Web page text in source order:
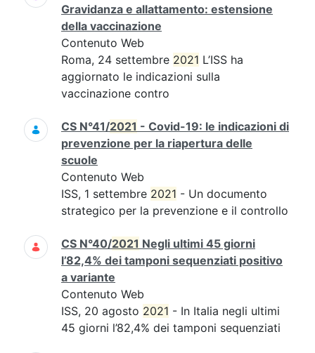
Gravidanza e allattamento: estensione
della vaccinazione
Contenuto Web
Roma, 24 settembre 2021 L’ISS ha
aggiornato le indicazioni sulla
vaccinazione contro
CS N°41/2021 - Covid-19: le indicazioni di
prevenzione per la riapertura delle
scuole
Contenuto Web
ISS, 1 settembre 2021 - Un documento
strategico per la prevenzione e il controllo
CS N°40/2021 Negli ultimi 45 giorni
l’82,4% dei tamponi sequenziati positivo
a variante
Contenuto Web
ISS, 20 agosto 2021 - In Italia negli ultimi
45 giorni l’82,4% dei tamponi sequenziati